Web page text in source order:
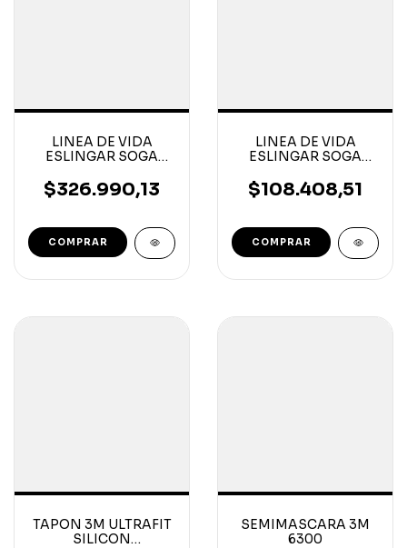
LINEA DE VIDA
ESLINGAR SOGA
MOSQ.55MM
$326.990,13
LINEA DE VIDA
ESLINGAR SOGA
MOSQ.55MM
$108.408,51
TAPON 3M ULTRAFIT
SILICON
SEMIMASCARA 3M
6300